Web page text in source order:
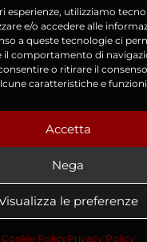
esperienze, utilizziamo
e/o accedere alle
a queste tecnologie ci
il comportamento di
o ritirare il
caratteristiche e
Accetta
Nega
le preferenze
Cookie PolicyPrivacy Policy
(Riservato)
Storiche
Manara
2026 Lorenzo
Policy| Cookie